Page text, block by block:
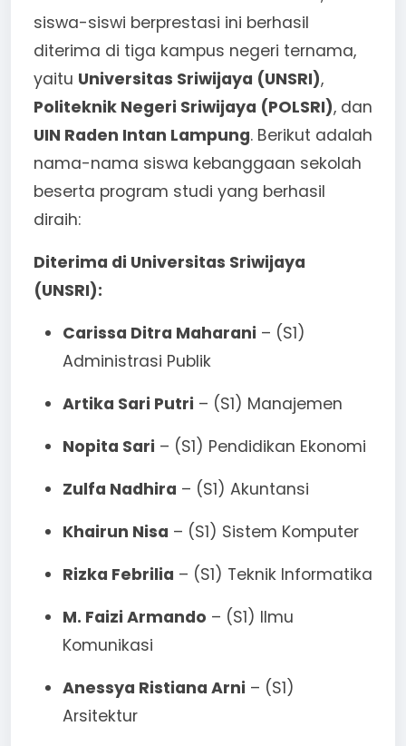
siswa-siswi berprestasi ini berhasil
diterima di tiga kampus negeri ternama,
yaitu Universitas Sriwijaya (UNSRI),
Politeknik Negeri Sriwijaya (POLSRI), dan
UIN Raden Intan Lampung. Berikut adalah
nama-nama siswa kebanggaan sekolah
beserta program studi yang berhasil
diraih:
Diterima di Universitas Sriwijaya
(UNSRI):
Carissa Ditra Maharani – (S1)
Administrasi Publik
Artika Sari Putri – (S1) Manajemen
Nopita Sari – (S1) Pendidikan Ekonomi
Zulfa Nadhira – (S1) Akuntansi
Khairun Nisa – (S1) Sistem Komputer
Rizka Febrilia – (S1) Teknik Informatika
M. Faizi Armando – (S1) Ilmu
Komunikasi
Anessya Ristiana Arni – (S1)
Arsitektur